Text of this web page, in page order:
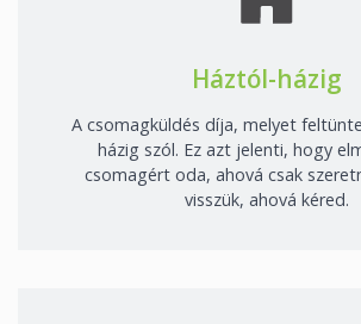
Háztól-házig
A csomagküldés díja, melyet
házig szól. Ez azt jelenti, hogy
csomagért oda, ahová csak
visszük, ahová kéred.